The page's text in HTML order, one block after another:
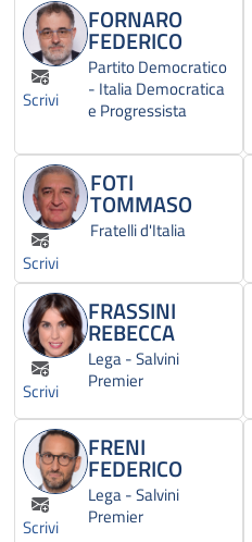
Scrivi
FORNARO
FEDERICO
Partito Democratico
- Italia Democratica
e Progressista
Scrivi
FOTI
TOMMASO
Fratelli d'Italia
Scrivi
FRASSINI
REBECCA
Lega - Salvini
Premier
Scrivi
FRENI
FEDERICO
Lega - Salvini
Premier